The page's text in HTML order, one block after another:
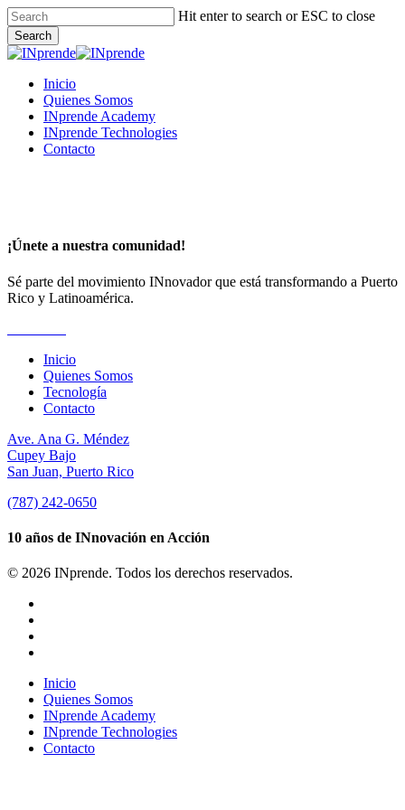
Skip
to
main
content
Hit enter to search or ESC to close
Search
Close
Menu
Inicio
Quienes Somos
INprende Academy
INprende Technologies
Contacto
¡Únete a nuestra comunidad!
Sé parte del movimiento INnovador que está transformando a Puerto
Rico y Latinoamérica.
Inicio
Quienes Somos
Tecnología
Contacto
Ave. Ana G. Méndez
Cupey Bajo
San Juan, Puerto Rico
(787) 242-0650
10 años de INnovación en Acción
© 2026 INprende. Todos los derechos reservados.
Close
Menu
Inicio
Quienes Somos
INprende Academy
INprende Technologies
Contacto